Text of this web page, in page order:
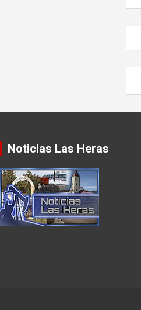
Noticias Las Heras